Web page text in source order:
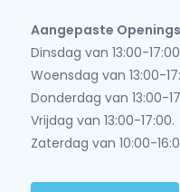
Aangepaste
Dinsdag van 13:00-
Woensdag van 13:00-
Donderdag van 13:00-
Vrijdag van 13:00-17:00.
Zaterdag van 10:00-